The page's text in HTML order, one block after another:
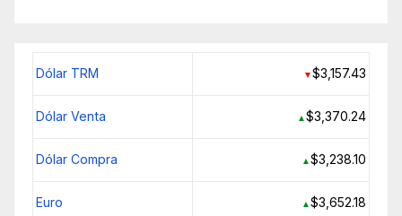
Dólar TRM ▼$3,157.43
Dólar Venta ▲$3,370.24
Dólar Compra ▲$3,238.10
Euro ▲$3,652.18